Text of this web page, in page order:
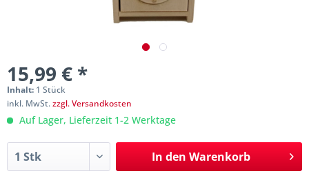
15,99 € *
Inhalt: 1 Stück
inkl. MwSt.zzgl. Versandkosten
Auf Lager, Lieferzeit 1-2 Werktage
In den Warenkorb